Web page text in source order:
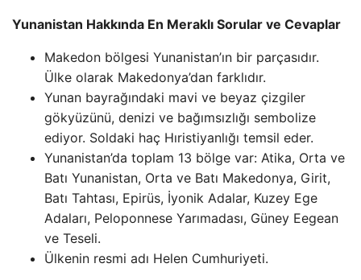
Yunanistan Hakkında En Meraklı Sorular ve Cevaplar
Makedon bölgesi Yunanistan’ın bir parçasıdır.
Ülke olarak Makedonya’dan farklıdır.
Yunan bayrağındaki mavi ve beyaz çizgiler
gökyüzünü, denizi ve bağımsızlığı sembolize
ediyor. Soldaki haç Hıristiyanlığı temsil eder.
Yunanistan’da toplam 13 bölge var: Atika, Orta ve
Batı Yunanistan, Orta ve Batı Makedonya, Girit,
Batı Tahtası, Epirüs, İyonik Adalar, Kuzey Ege
Adaları, Peloponnese Yarımadası, Güney Eegean
ve Teseli.
Ülkenin resmi adı Helen Cumhuriyeti.